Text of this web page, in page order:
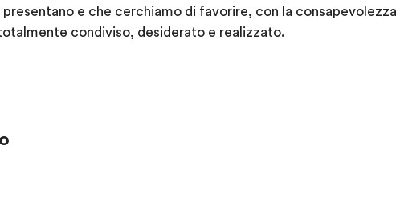
presentano e che cerchiamo di favorire, con la
condiviso, desiderato e realizzato.